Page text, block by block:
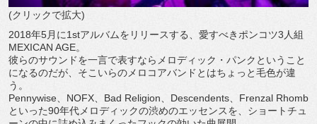
(クリックで拡大)
2018年5月に1stアルバムをリリースする、愛すべきポンコツ3人組
MEXICAN AGE。
彼らのサウンドを一言で表すならメロディック・パンクということ
になるのだが、そこいらのメロコアバンドとはちょっと毛色が違
う。
Pennywise、NOFX、Bad Religion、Descendents、Frenzal Rhomb
といった90年代メロディックの渋めのエッセンスを、ショートチュ